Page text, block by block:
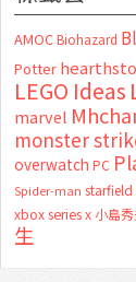
AMOC Biohazard
Potter
LEGO Ideas
marvel
monster
overwatch PC
Spider-man starfield
xbox series x 小島
生